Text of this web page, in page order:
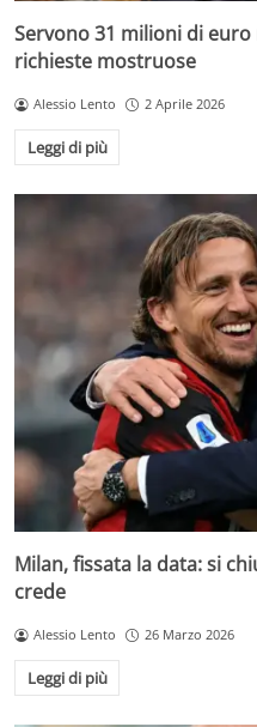
Servono 31 milioni di
richieste mostruose
Alessio Lento 2 Aprile 2026
Leggi di più
Milan, fissata la data: si
crede
Alessio Lento 26 Marzo 2026
Leggi di più